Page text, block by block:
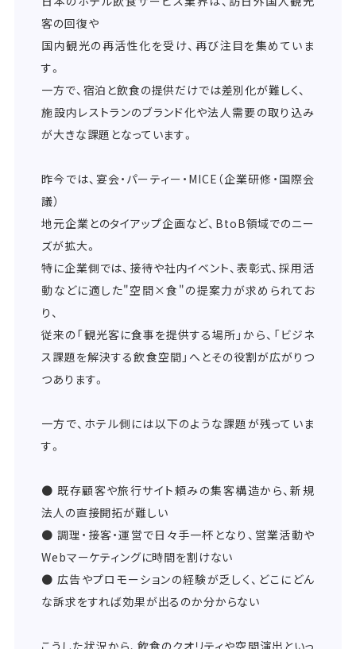
客の回復や
国内観光の再活性化を受け、再び注目を集めていま
す。
一方で、宿泊と飲食の提供だけでは差別化が難しく、
施設内レストランのブランド化や法人需要の取り込み
が大きな課題となっています。
昨今では、宴会・パーティー・MICE（企業研修・国際会
議）
地元企業とのタイアップ企画など、BtoB領域でのニー
ズが拡大。
特に企業側では、接待や社内イベント、表彰式、採用活
動などに適した"空間×食"の提案力が求められてお
り、
従来の「観光客に食事を提供する場所」から、「ビジネ
ス課題を解決する飲食空間」へとその役割が広がりつ
つあります。
一方で、ホテル側には以下のような課題が残っていま
す。
● 既存顧客や旅行サイト頼みの集客構造から、新規
法人の直接開拓が難しい
● 調理・接客・運営で日々手一杯となり、営業活動や
Webマーケティングに時間を割けない
● 広告やプロモーションの経験が乏しく、どこにどん
な訴求をすれば効果が出るのか分からない
こうした状況から、飲食のクオリティや空間演出といっ